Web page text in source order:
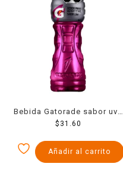
Bebida Gatorade sabor uva
1 l
$ 31.60
Añadir al carrito